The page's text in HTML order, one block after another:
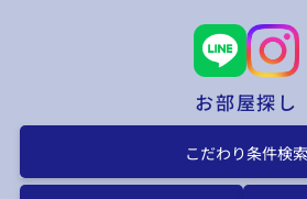
お部屋探し
こだわり条件検索